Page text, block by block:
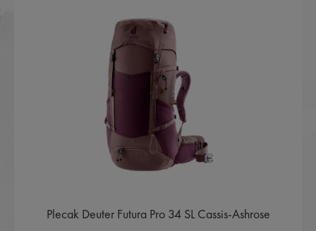
Plecak Deuter Futura Pro 34 SL Cassis-Ashrose